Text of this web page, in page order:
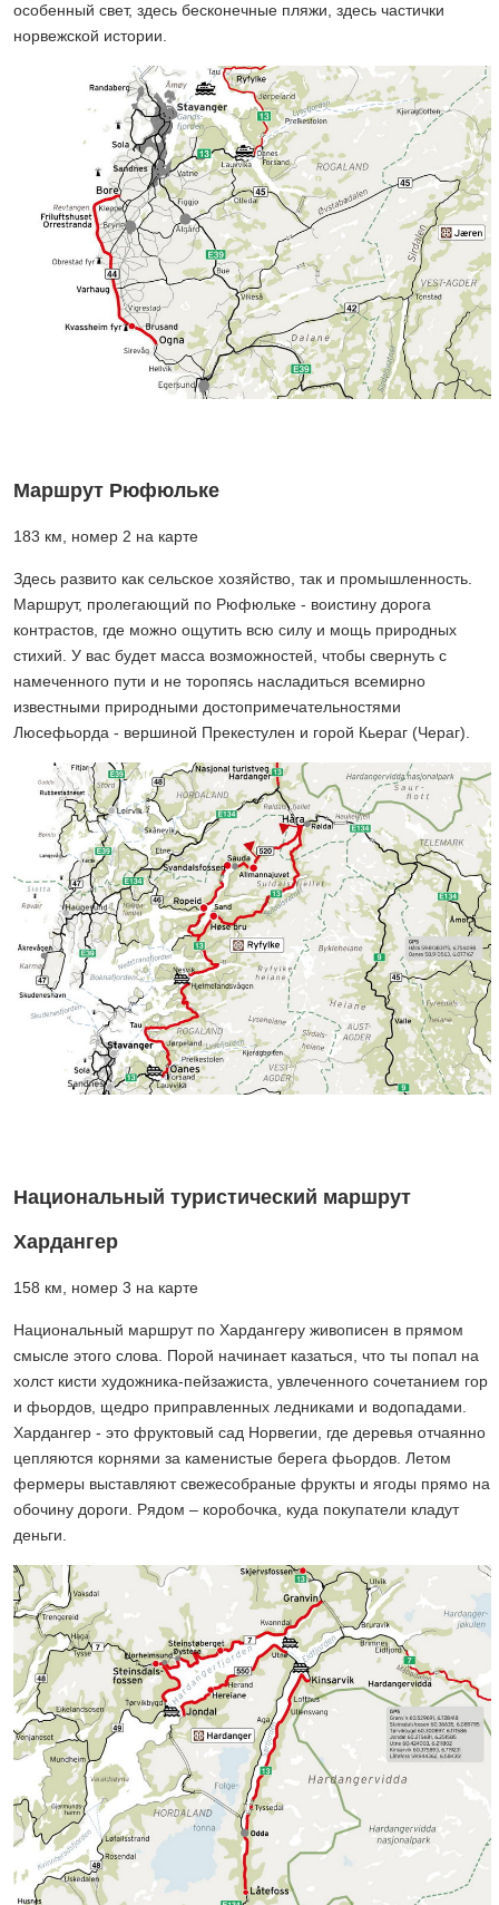
особенный свет, здесь бесконечные пляжи, здесь частички
норвежской истории.
Маршрут Рюфюльке
183 км, номер 2 на карте
Здесь развито как сельское хозяйство, так и промышленность.
Маршрут, пролегающий по Рюфюльке - воистину дорога
контрастов, где можно ощутить всю силу и мощь природных
стихий. У вас будет масса возможностей, чтобы свернуть с
намеченного пути и не торопясь насладиться всемирно
известными природными достопримечательностями
Люсефьорда - вершиной Прекестулен и горой Кьераг (Чераг).
Национальный туристический маршрут
Хардангер
158 км, номер 3 на карте
Национальный маршрут по Хардангеру живописен в прямом
смысле этого слова. Порой начинает казаться, что ты попал на
холст кисти художника-пейзажиста, увлеченного сочетанием гор
и фьордов, щедро приправленных ледниками и водопадами.
Хардангер - это фруктовый сад Норвегии, где деревья отчаянно
цепляются корнями за каменистые берега фьордов. Летом
фермеры выставляют свежесобраные фрукты и ягоды прямо на
обочину дороги. Рядом – коробочка, куда покупатели кладут
деньги.